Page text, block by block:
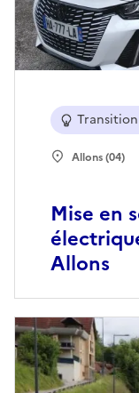
Mise en
Allons
Allons (04)